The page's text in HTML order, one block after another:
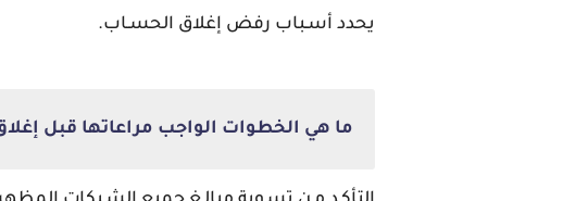
يحدد أسـباب رفض إغلاق الحسـاب.
ما هي الخطوات الواجب مراعاتها قبل